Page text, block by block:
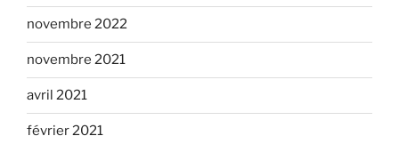
novembre 2022
novembre 2021
avril 2021
février 2021